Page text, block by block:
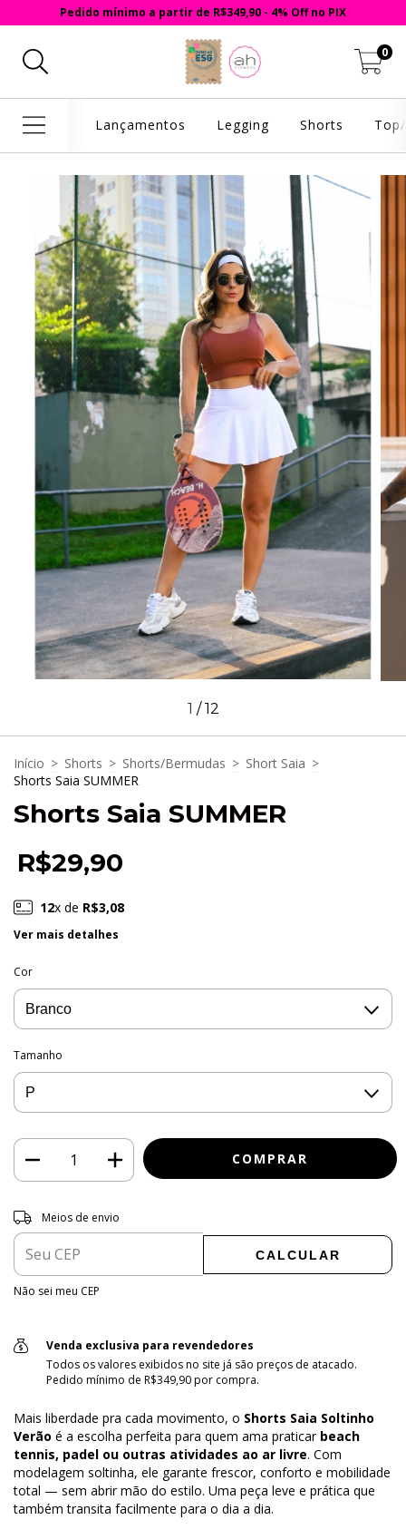
Pedido mínimo a partir de R$349,90 - 4% Off no PIX
0
Lançamentos Legging Shorts
1 /12
Início > Shorts > Shorts/Bermudas > Short Saia >
Shorts Saia SUMMER
Shorts Saia SUMMER
R$29,90
12x de R$3,08
Ver mais detalhes
Cor
Tamanho
Entregas para o CEP:
Meios de envio
CALCULAR
Não sei meu CEP
Venda exclusiva para revendedores
Todos os valores exibidos no site já são preços de atacado.
Pedido mínimo de R$349,90 por compra.
Mais liberdade pra cada movimento, o Shorts Saia Soltinho
Verão é a escolha perfeita para quem ama praticar beach
tennis, padel ou outras atividades ao ar livre. Com
modelagem soltinha, ele garante frescor, conforto e mobilidade
total — sem abrir mão do estilo. Uma peça leve e prática que
também transita facilmente para o dia a dia.